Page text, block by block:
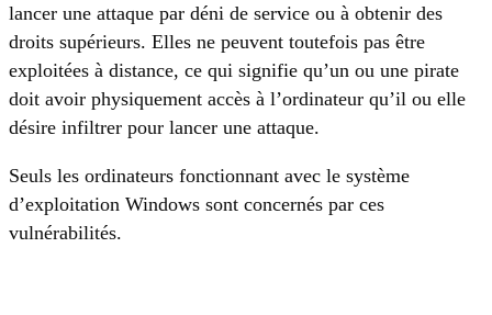
lancer une attaque par déni de service ou à obtenir des
droits supérieurs. Elles ne peuvent toutefois pas être
exploitées à distance, ce qui signifie qu’un ou une pirate
doit avoir physiquement accès à l’ordinateur qu’il ou elle
désire infiltrer pour lancer une attaque.
Seuls les ordinateurs fonctionnant avec le système
d’exploitation Windows sont concernés par ces
vulnérabilités.